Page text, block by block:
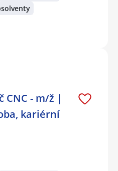
CNC - m/ž |
kariérní